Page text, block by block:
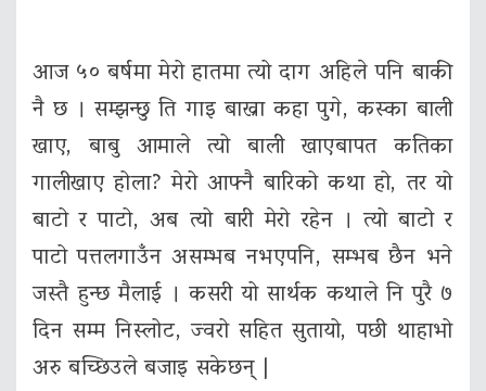
आज ५० बर्षमा मेरो हातमा त्यो दाग अहिले पनि बाकी
नै छ । सम्झन्छु ति गाइ बाख्रा कहा पुगे, कस्का बाली
खाए, बाबु आमाले त्यो बाली खाएबापत कतिका
गालीखाए होला? मेरो आफ्नै बारिको कथा हो, तर यो
बाटो र पाटो, अब त्यो बारी मेरो रहेन । त्यो बाटो र
पाटो पत्तलगाउँन असम्भब नभएपनि, सम्भब छैन भने
जस्तै हुन्छ मैलाई । कसरी यो सार्थक कथाले नि पुरै ७
दिन सम्म निस्लोट, ज्वरो सहित सुतायो, पछी थाहाभो
अरु बच्छिउले बजाइ सकेछन् |